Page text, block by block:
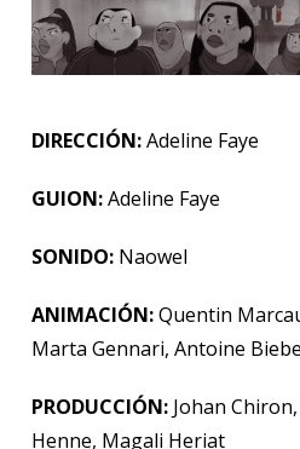
DIRECCIÓN:Adeline Faye
GUION:Adeline Faye
SONIDO: Naowel
ANIMACIÓN:Quentin
Marta Gennari, Antoine
PRODUCCIÓN: Johan
Henne, Magali Heriat